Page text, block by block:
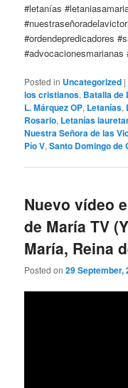
#letanías
#ordendepredicadores
Posted in Uncategorized |
los cristianos, Batalla de
L. Márquez OP, Letanías,
Rosario, Letanías
Nuestra Señora de las
Pío V,Santo Domingo de
Nuevo vídeo
de María TV
María, Reina
Posted on29 September,